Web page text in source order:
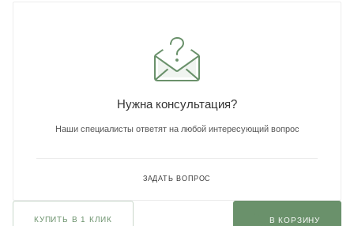
Нужна консультация?
Наши специалисты ответят на любой интересующий вопрос
ЗАДАТЬ ВОПРОС
КУПИТЬ В 1 КЛИК В КОРЗИНУ